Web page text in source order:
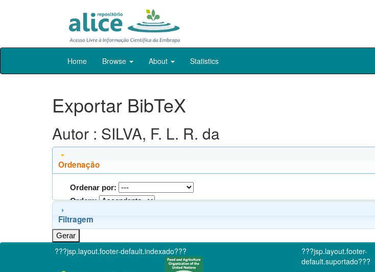
Skip
Home Browse About Statistics
Exportar BibTeX
Autor : SILVA, F. L. R. da
Ordenação
Ordenar por:
Ordem:
Filtragem
???jsp.layout.footer-default.indexado???
???jsp.layout.footer-
default.suportado???